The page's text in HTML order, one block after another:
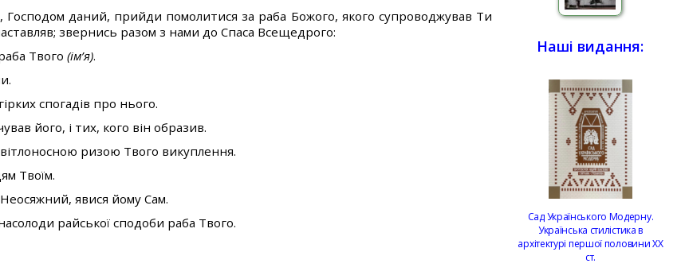
даний, прийди помолитися за раба Божого, якого супроводжував Ти
звернись разом з нами до Спаса Всещедрого:
раба Твого(ім’я).
спогадів про нього.
його, і тих, кого він образив.
ризою Твого викуплення.
Твоїм.
явися йому Сам.
райської сподоби раба Твого.
Наші видання:
Сад Українського Модерну.
Українська стилістика в
архітектурі першої половини ХХ
ст.